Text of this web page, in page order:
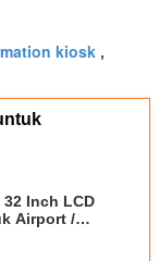
kiosk ,
Inch LCD
Airport /